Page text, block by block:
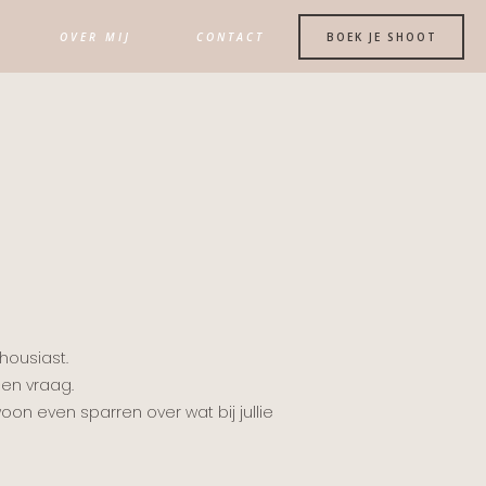
OVER MIJ CONTACT BOEK JE SHOOT
vraag.
even sparren over wat bij jullie